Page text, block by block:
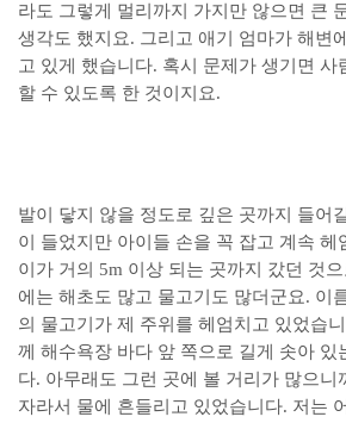
라도 그렇게 멀리까지 가지만 않으면 큰
생각도 했지요. 그리고 애기 엄마가 해변
고 있게 했습니다. 혹시 문제가 생기면 사
할 수 있도록 한 것이지요.
발이 닿지 않을 정도로 깊은 곳까지 들어
이 들었지만 아이들 손을 꼭 잡고 계속 헤
이가 거의 5m 이상 되는 곳까지 갔던 것
에는 해초도 많고 물고기도 많더군요. 이
의 물고기가 제 주위를 헤엄치고 있었습
께 해수욕장 바다 앞 쪽으로 길게 솟아 있
다. 아무래도 그런 곳에 볼 거리가 많으니
자라서 물에 흔들리고 있었습니다. 저는